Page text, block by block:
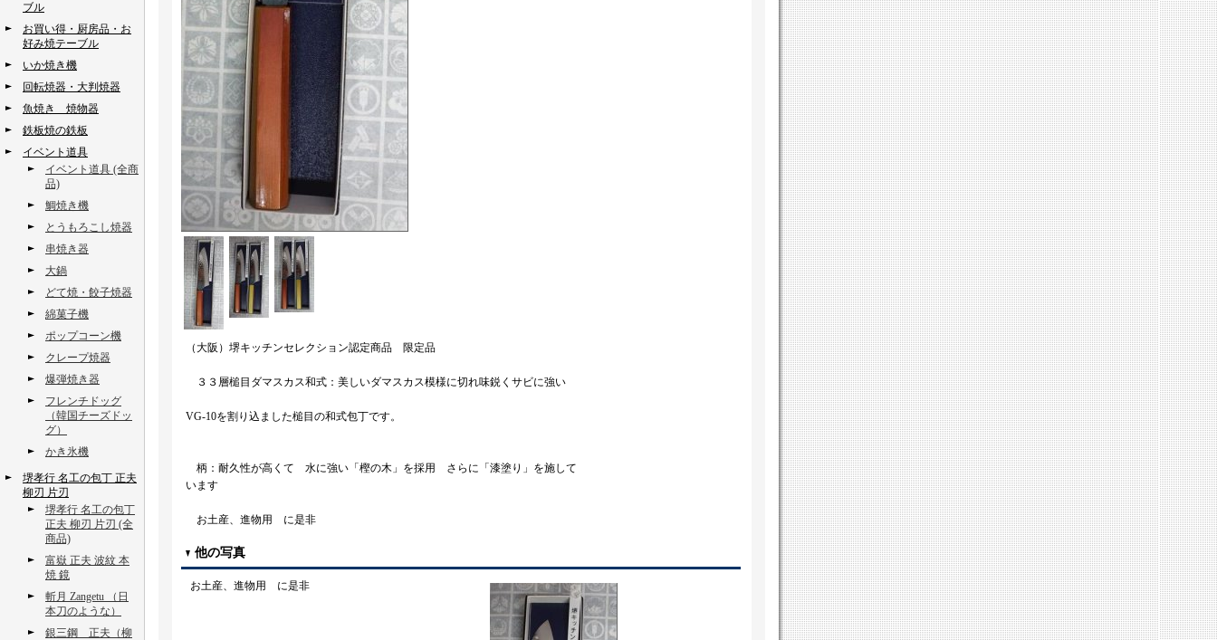
ブル
お買い得・厨房品・お
好み焼テーブル
いか焼き機
回転焼器・大判焼器
魚焼き 焼物器
鉄板焼の鉄板
イベント道具
イベント道具 (全商
品)
鯛焼き機
とうもろこし焼器
串焼き器
大鍋
どて焼・餃子焼器
綿菓子機
ポップコーン機
クレープ焼器
爆弾焼き器
フレンチドッグ
（韓国チーズドッ
グ）
かき氷機
堺孝行 名工の包丁 正夫
柳刃 片刃
堺孝行 名工の包丁
正夫 柳刃 片刃 (全
商品)
富嶽 正夫 波紋 本
焼 鏡
斬月 Zangetu （日
本刀のような）
銀三鋼 正夫（柳
（大阪）堺キッチンセレクション認定商品 限定品
３３層槌目ダマスカス和式：美しいダマスカス模様に切れ味鋭くサビに強い
VG-10を割り込ました槌目の和式包丁です。
柄：耐久性が高くて 水に強い「樫の木」を採用 さらに「漆塗り」を施して
います
お土産、進物用 に是非
他の写真
お土産、進物用 に是非